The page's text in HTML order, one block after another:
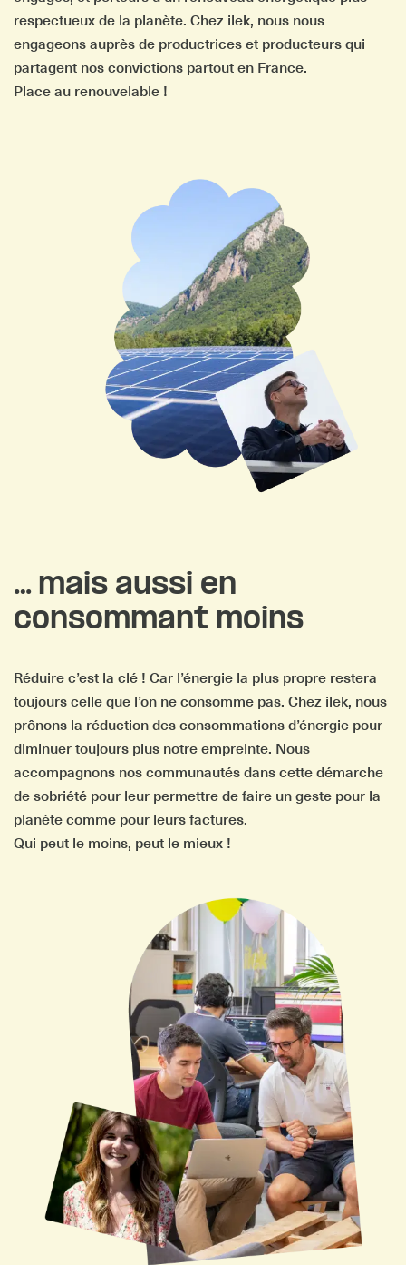
respectueux de la planète. Chez ilek, nous nous
engageons auprès de productrices et producteurs qui
partagent nos convictions partout en France.
Place au renouvelable !
… mais aussi en
consommant moins
Réduire c’est la clé ! Car l’énergie la plus propre restera
toujours celle que l’on ne consomme pas. Chez ilek, nous
prônons la réduction des consommations d’énergie pour
diminuer toujours plus notre empreinte. Nous
accompagnons nos communautés dans cette démarche
de sobriété pour leur permettre de faire un geste pour la
planète comme pour leurs factures.
Qui peut le moins, peut le mieux !